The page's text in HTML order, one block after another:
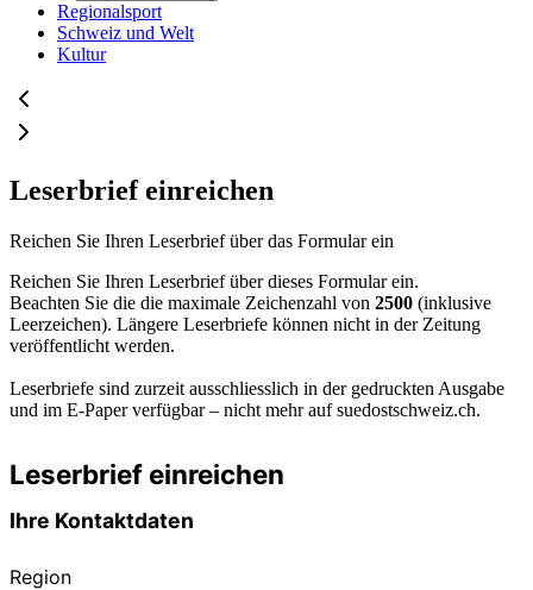
Regionalsport
Schweiz und Welt
Kultur
Leserbrief einreichen
Reichen Sie Ihren Leserbrief über das Formular ein
Reichen Sie Ihren Leserbrief über dieses Formular ein.
Beachten Sie die die maximale Zeichenzahl von 2500 (inklusive
Leerzeichen). Längere Leserbriefe können nicht in der Zeitung
veröffentlicht werden.
Leserbriefe sind zurzeit ausschliesslich in der gedruckten Ausgabe
und im E-Paper verfügbar – nicht mehr auf suedostschweiz.ch.